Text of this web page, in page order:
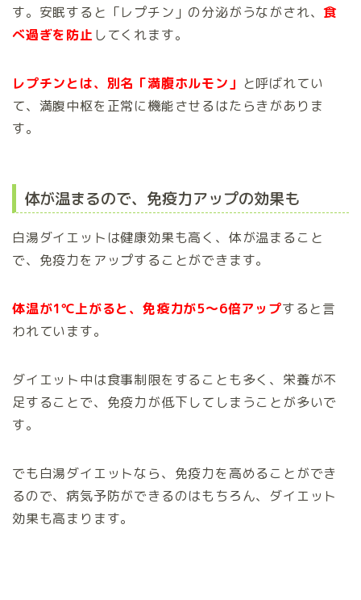
す。安眠すると「レプチン」の分泌がうながされ、食
べ過ぎを防止 してくれます。
レプチンとは、別名「満腹ホルモン」 と呼ばれてい
て、満腹中枢を正常に機能させるはたらきがありま
す。
体が温まるので、免疫力アップの効果も
白湯ダイエットは健康効果も高く、体が温まること
で、免疫力をアップすることができます。
体温が1℃上がると、免疫力が5～6倍アップすると言
われています。
ダイエット中は食事制限をすることも多く、栄養が不
足することで、免疫力が低下してしまうことが多いで
す。
でも白湯ダイエットなら、免疫力を高めることができ
るので、病気予防ができるのはもちろん、ダイエット
効果も高まります。